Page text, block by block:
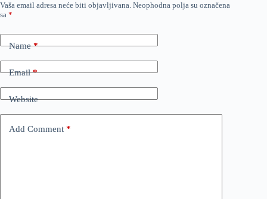
Vaša email adresa neće biti objavljivana. Neophodna polja su označena
sa *
Name*
Email*
Website
Add Comment *